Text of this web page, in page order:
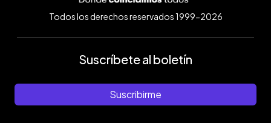
Todos los derechos reservados 1999-2026
Suscríbete al boletín
Suscribirme